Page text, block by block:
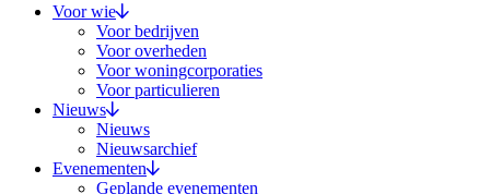
Voor wie
Voor bedrijven
Voor overheden
Voor woningcorporaties
Voor particulieren
Nieuws
Nieuws
Nieuwsarchief
Evenementen
Geplande evenementen